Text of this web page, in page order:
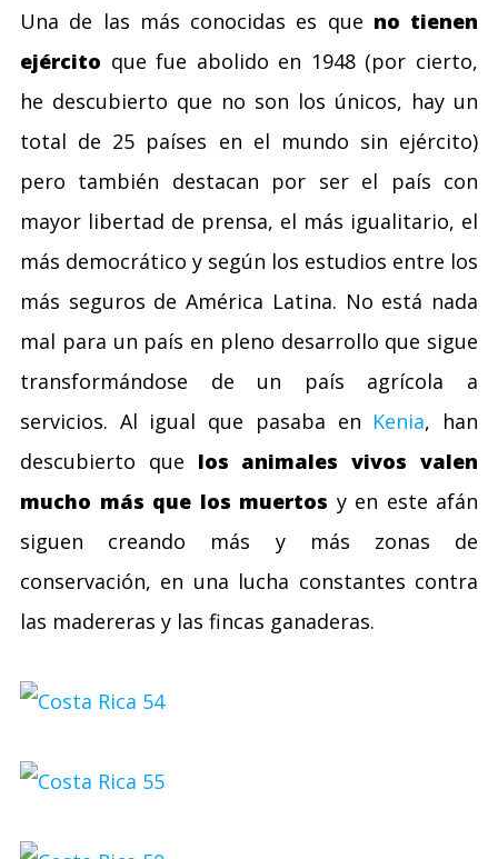
Una de las más conocidas es que no tienen
ejército que fue abolido en 1948 (por cierto,
he descubierto que no son los únicos, hay un
total de 25 países en el mundo sin ejército)
pero también destacan por ser el país con
mayor libertad de prensa, el más igualitario, el
más democrático y según los estudios entre los
más seguros de América Latina. No está nada
mal para un país en pleno desarrollo que sigue
transformándose de un país agrícola a
servicios. Al igual que pasaba en Kenia, han
descubierto que los animales vivos valen
mucho más que los muertos y en este afán
siguen creando más y más zonas de
conservación, en una lucha constantes contra
las madereras y las fincas ganaderas.